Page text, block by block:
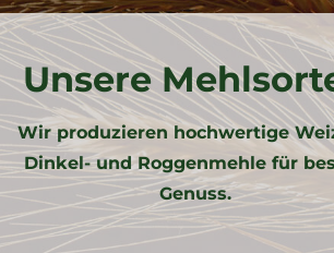
Unsere
Wir produzieren hochwertige
Dinkel- und Roggenmehle für
Genuss.